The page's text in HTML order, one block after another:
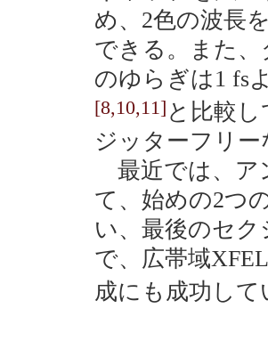
め、2色の波長
できる。また
のゆらぎは1 fs
[8,10,11] と比較
ジッターフリ
最近では、ア
て、始めの2つ
い、最後のセク
で、広帯域
成にも成功して